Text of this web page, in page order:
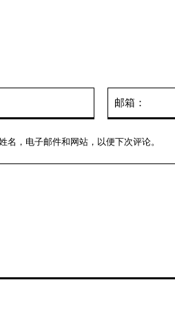
名，电子邮件和网站，以便下次评论。